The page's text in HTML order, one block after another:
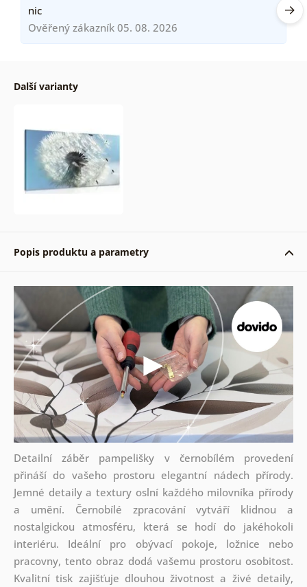
nic
Ověřený zákazník 05. 08. 2026
Další varianty
Popis produktu a parametry
Detailní záběr pampelišky v černobílém provedení
přináší do vašeho prostoru elegantní nádech přírody.
Jemné detaily a textury oslní každého milovníka přírody
a umění. Černobílé zpracování vytváří klidnou a
nostalgickou atmosféru, která se hodí do jakéhokoli
interiéru. Ideální pro obývací pokoje, ložnice nebo
pracovny, tento obraz dodá vašemu prostoru osobitost.
Kvalitní tisk zajišťuje dlouhou životnost a živé detaily,